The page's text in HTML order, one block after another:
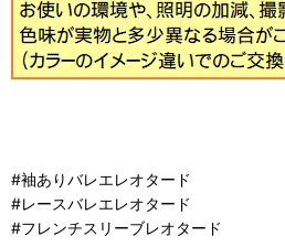
#袖ありバレエレオタード
#レースバレエレオタード
#フレンチスリーブレオタード